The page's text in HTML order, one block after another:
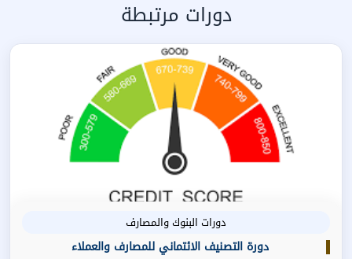
دورات مرتبطة
دورات البنوك والمصارف
دورة التصنيف الائتماني للمصارف والعملاء